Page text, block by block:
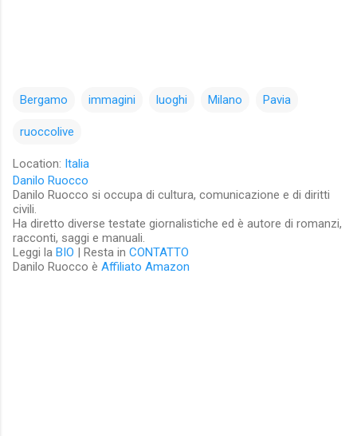
Bergamo immagini luoghi Milano Pavia
ruoccolive
Location: Italia
Danilo Ruocco
Danilo Ruocco si occupa di cultura, comunicazione e di diritti
civili.
Ha diretto diverse testate giornalistiche ed è autore di romanzi,
racconti, saggi e manuali.
Leggi la BIO | Resta in CONTATTO
Danilo Ruocco è Affiliato Amazon